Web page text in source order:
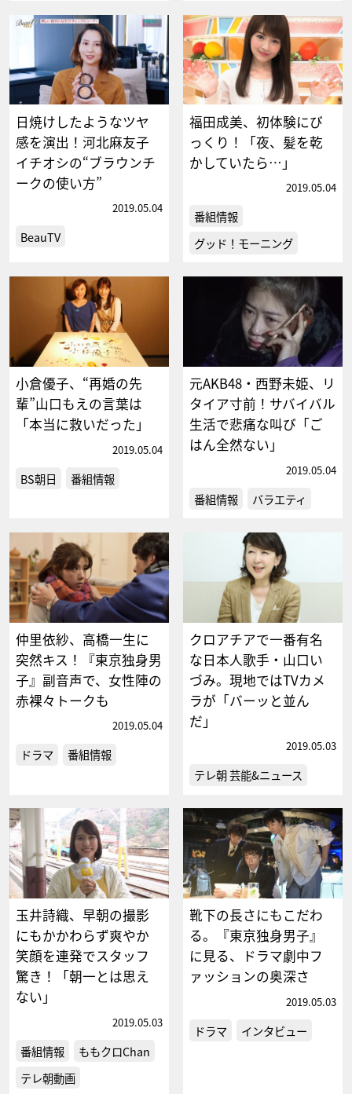
日焼けしたようなツヤ
感を演出！河北麻友子
イチオシの“ブラウンチ
ークの使い方”
2019.05.04
BeauTV
福田成美、初体験にび
っくり！「夜、髪を乾
かしていたら…」
2019.05.04
番組情報
グッド！モーニング
小倉優子、“再婚の先
輩”山口もえの言葉は
「本当に救いだった」
2019.05.04
BS朝日 番組情報
元AKB48・西野未姫、リ
タイア寸前！サバイバル
生活で悲痛な叫び「ご
はん全然ない」
2019.05.04
番組情報 バラエティ
仲里依紗、高橋一生に
突然キス！『東京独身男
子』副音声で、女性陣の
赤裸々トークも
2019.05.04
ドラマ 番組情報
クロアチアで一番有名
な日本人歌手・山口い
づみ。現地ではTVカメ
ラが「バーッと並ん
だ」
2019.05.03
テレ朝 芸能&ニュース
玉井詩織、早朝の撮影
にもかかわらず爽やか
笑顔を連発でスタッフ
驚き！「朝一とは思え
ない」
2019.05.03
番組情報
ももクロChan
テレ朝動画
靴下の長さにもこだわ
る。『東京独身男子』
に見る、ドラマ劇中フ
ァッションの奥深さ
2019.05.03
ドラマ インタビュー